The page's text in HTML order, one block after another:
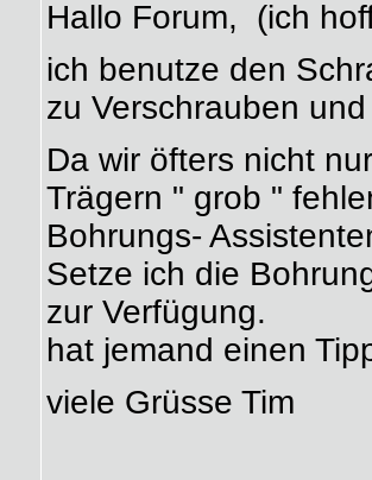
Hallo Forum, (ich
ich benutze den
zu Verschrauben
Da wir öfters nicht
Trägern " grob "
Bohrungs-
Setze ich die
zur Verfügung.
hat jemand einen
viele Grüsse Tim